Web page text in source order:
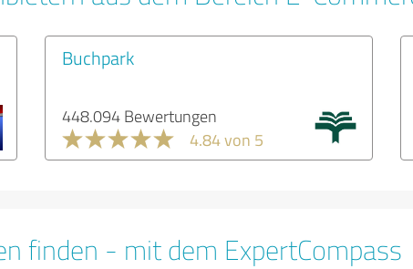
Buchpark
448.094 Bewertungen
4.84 von 5
finden - mit dem ExpertCompass